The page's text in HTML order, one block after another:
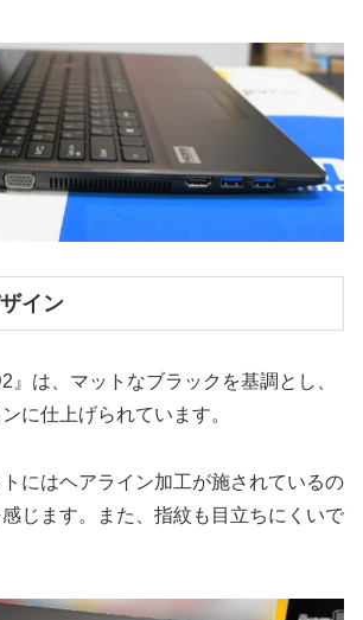
イン
』は、マットなブラックを基調とし、
に仕上げられています。
にはヘアライン加工が施されているの
じます。また、指紋も目立ちにくいで